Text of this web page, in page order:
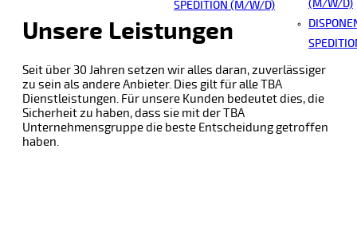
SPEDITION (M/W/D)
(M/W/D)
Unsere Leistungen
Seit über 30 Jahren setzen wir alles daran, zuverlässiger
zu sein als andere Anbieter. Dies gilt für alle TBA
Dienstleistungen. Für unsere Kunden bedeutet dies, die
Sicherheit zu haben, dass sie mit der TBA
Unternehmensgruppe die beste Entscheidung getroffen
haben.